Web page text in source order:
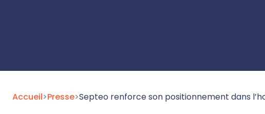
Accueil>Presse>Septeo renforce son positionnement dans